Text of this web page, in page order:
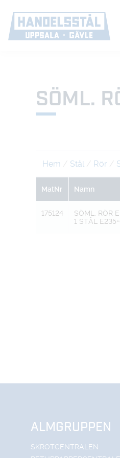
SÖML.
Hem / Stål / Rör /
MatNr Namn
175124
SÖML. RÖR
1 STÅL
ALMGRUPPEN
SKROTCENTRALEN